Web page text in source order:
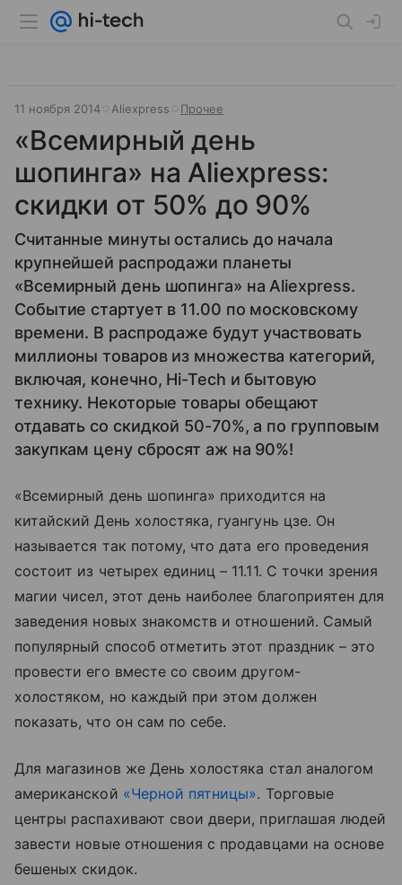
11 ноября 2014 Aliexpress Прочее
«Всемирный день
шопинга» на Aliexpress:
скидки от 50% до 90%
Считанные минуты остались до начала
крупнейшей распродажи планеты
«Всемирный день шопинга» на Aliexpress.
Событие стартует в 11.00 по московскому
времени. В распродаже будут участвовать
миллионы товаров из множества категорий,
включая, конечно, Hi-Tech и бытовую
технику. Некоторые товары обещают
отдавать со скидкой 50-70%, а по групповым
закупкам цену сбросят аж на 90%!
«Всемирный день шопинга» приходится на
китайский День холостяка, гуангунь цзе. Он
называется так потому, что дата его проведения
состоит из четырех единиц – 11.11. С точки зрения
магии чисел, этот день наиболее благоприятен для
заведения новых знакомств и отношений. Самый
популярный способ отметить этот праздник – это
провести его вместе со своим другом-
холостяком, но каждый при этом должен
показать, что он сам по себе.
Для магазинов же День холостяка стал аналогом
американской «Черной пятницы». Торговые
центры распахивают свои двери, приглашая людей
завести новые отношения с продавцами на основе
бешеных скидок.